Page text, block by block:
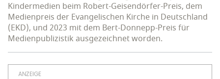
Kindermedien beim Robert-Geisendörfer-Preis, dem
Medienpreis der Evangelischen Kirche in Deutschland
(EKD), und 2023 mit dem Bert-Donnepp-Preis für
Medienpublizistik ausgezeichnet worden.